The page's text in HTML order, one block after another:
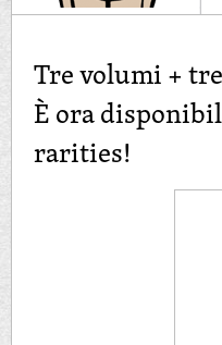
Tre volumi +
È ora
rarities!